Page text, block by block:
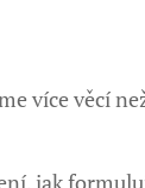
více věcí
jak